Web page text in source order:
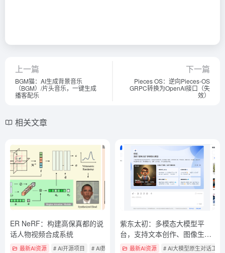
上一篇
BGM猫：AI生成背景音乐
（BGM）/片头音乐，一键生成
播客配乐
下一篇
Pieces OS：逆向Pieces-OS
GRPC转换为OpenAI接口（失
效）
相关文章
ER NeRF：构建高保真都的说
话人物视频合成系统
最新AI资源 # AI开源项目 # AI数字人
紫东太初：多模态大模型平
台，支持文本创作、图像生
成、3D理解、信号分析等任务
最新AI资源 # AI大模型原生对话工具